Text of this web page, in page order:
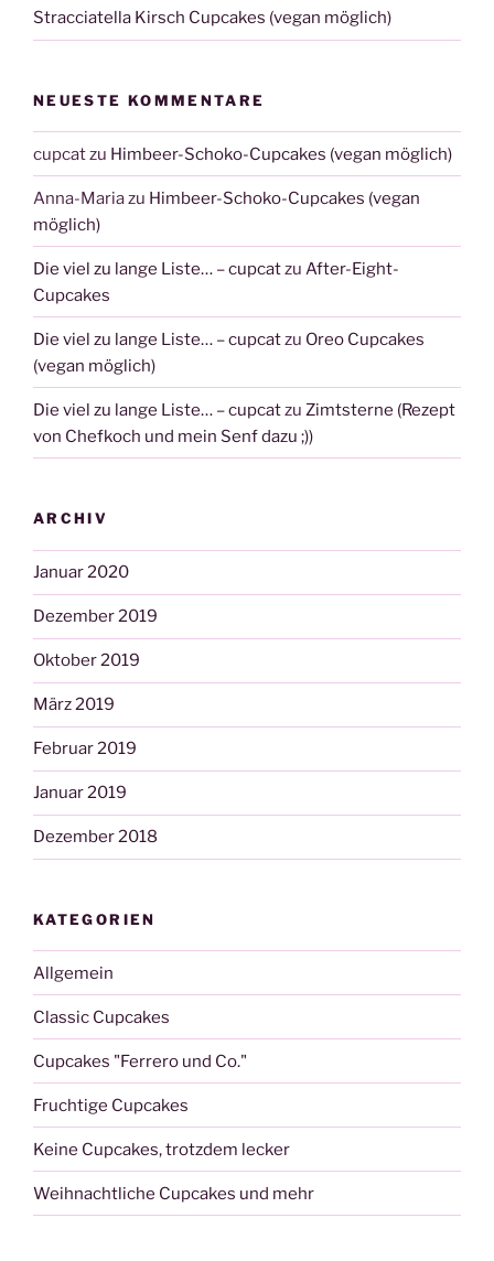
Stracciatella Kirsch Cupcakes (vegan möglich)
NEUESTE KOMMENTARE
cupcatzu Himbeer-Schoko-Cupcakes (vegan möglich)
Anna-Mariazu Himbeer-Schoko-Cupcakes (vegan
möglich)
Die viel zu lange Liste… – cupcatzu After-Eight-
Cupcakes
Die viel zu lange Liste… – cupcatzu Oreo Cupcakes
(vegan möglich)
Die viel zu lange Liste… – cupcatzu Zimtsterne (Rezept
von Chefkoch und mein Senf dazu ;))
ARCHIV
Januar 2020
Dezember 2019
Oktober 2019
März 2019
Februar 2019
Januar 2019
Dezember 2018
KATEGORIEN
Allgemein
Classic Cupcakes
Cupcakes "Ferrero und Co."
Fruchtige Cupcakes
Keine Cupcakes, trotzdem lecker
Weihnachtliche Cupcakes und mehr